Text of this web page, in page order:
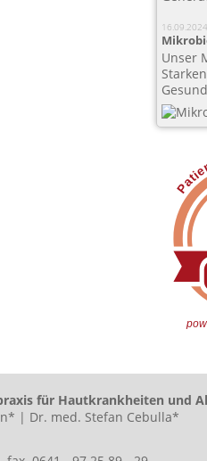
16.09.2024
Unser
für Hautkrankheiten und
| Dr. med. Stefan Cebulla*